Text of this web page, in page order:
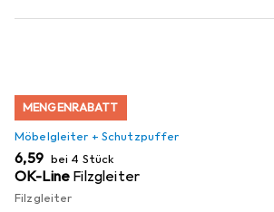
MENGENRABATT
Möbelgleiter + Schutzpuffer
EUR
6,59 bei 4 Stück
OK-Line Filzgleiter
Filzgleiter